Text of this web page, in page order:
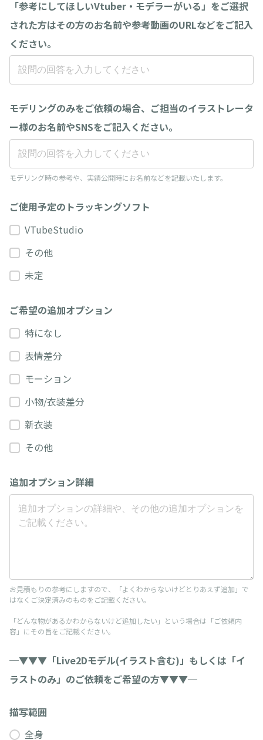
「参考にしてほしいVtuber・モデラーがいる」をご選択
された方はその方のお名前や参考動画のURLなどをご記入
ください。
モデリングのみをご依頼の場合、ご担当のイラストレータ
ー様のお名前やSNSをご記入ください。
モデリング時の参考や、実績公開時にお名前などを記載いたします。
ご使用予定のトラッキングソフト
VTubeStudio
その他
未定
ご希望の追加オプション
特になし
表情差分
モーション
小物/衣装差分
新衣装
その他
追加オプション詳細
お見積もりの参考にしますので、「よくわからないけどとりあえず追加」で
はなくご決定済みのものをご記載ください。
「どんな物があるかわからないけど追加したい」という場合は「ご依頼内
容」にその旨をご記載ください。
─▼▼▼「Live2Dモデル(イラスト含む)」もしくは「イ
ラストのみ」のご依頼をご希望の方▼▼▼─
描写範囲
全身